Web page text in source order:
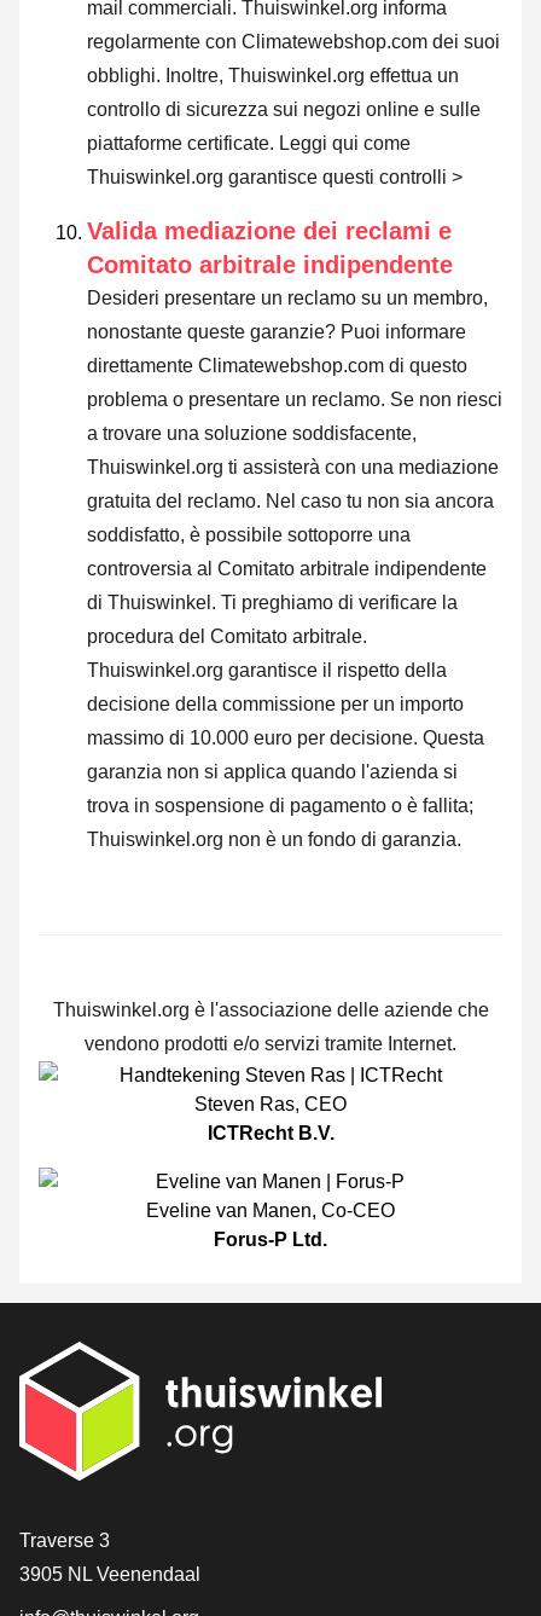
mail commerciali. Thuiswinkel.org informa
regolarmente con Climatewebshop.com dei suoi
obblighi. Inoltre, Thuiswinkel.org effettua un
controllo di sicurezza sui negozi online e sulle
piattaforme certificate. Leggi qui come
Thuiswinkel.org garantisce questi controlli >
Valida mediazione dei reclami e
Comitato arbitrale indipendente
Desideri presentare un reclamo su un membro,
nonostante queste garanzie? Puoi informare
direttamente Climatewebshop.com di questo
problema o presentare un reclamo. Se non riesci
a trovare una soluzione soddisfacente,
Thuiswinkel.org ti assisterà con una mediazione
gratuita del reclamo. Nel caso tu non sia ancora
soddisfatto, è possibile sottoporre una
controversia al Comitato arbitrale indipendente
di Thuiswinkel. Ti preghiamo di verificare la
procedura del Comitato arbitrale.
Thuiswinkel.org garantisce il rispetto della
decisione della commissione per un importo
massimo di 10.000 euro per decisione. Questa
garanzia non si applica quando l'azienda si
trova in sospensione di pagamento o è fallita;
Thuiswinkel.org non è un fondo di garanzia.
Thuiswinkel.org è l'associazione delle aziende che
vendono prodotti e/o servizi tramite Internet.
Steven Ras, CEO
ICTRecht B.V.
Eveline van Manen, Co-CEO
Forus-P Ltd.
[_General:Contact]
Traverse 3
3905 NL Veenendaal